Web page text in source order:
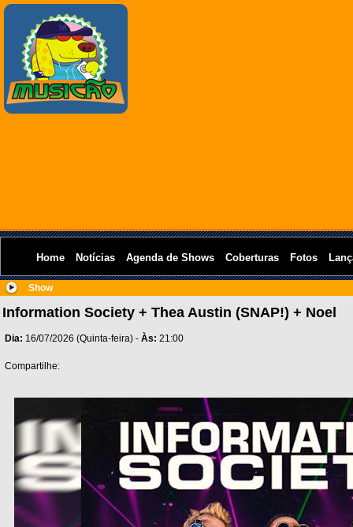
Home Notícias Agenda de Shows Coberturas Fotos
Show
Information Society + Thea Austin (SNAP!) + Noel
Dia: 16/07/2026 (Quinta-feira) -Às: 21:00
Compartilhe: